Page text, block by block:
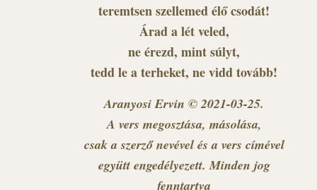
teremtsen szellemed élő csodát!
Árad a lét veled,
ne érezd, mint súlyt,
tedd le a terheket, ne vidd tovább!
Aranyosi Ervin © 2021-03-25.
A vers megosztása, másolása,
csak a szerző nevével és a vers címével
együtt engedélyezett. Minden jog
fenntartva